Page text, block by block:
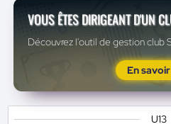
VOUS ÊTES DIRIGEANT D'UN
Découvrez l'outil de gestion club
En
U13